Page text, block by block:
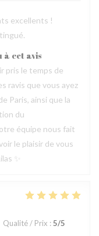
excellents !
à cet avis
pris le temps de
ravis que vous ayez
Paris, ainsi que la
du
équipe nous fait
le plaisir de vous
✨
Qualité / Prix : 5/5